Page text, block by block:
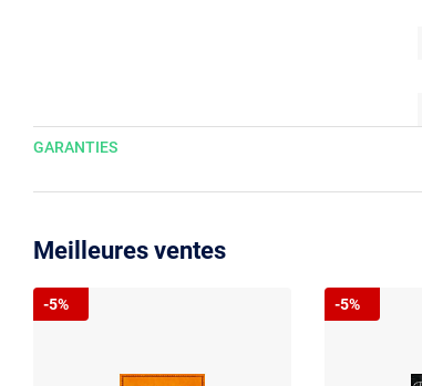
GARANTIES
Meilleures ventes
-5% -5%